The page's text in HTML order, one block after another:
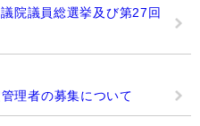
院議員総選挙及び第27回
理者の募集について